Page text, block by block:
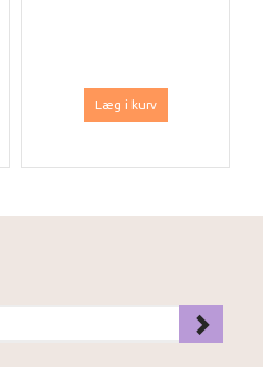
Læg i kurv